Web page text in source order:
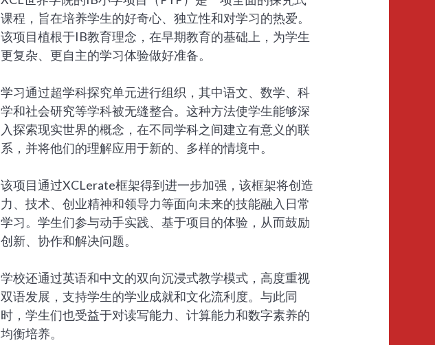
课程，旨在培养学生的好奇心、独立性和对学习的热爱。
该项目植根于IB教育理念，在早期教育的基础上，为学生
更复杂、更自主的学习体验做好准备。
学习通过超学科探究单元进行组织，其中语文、数学、科
学和社会研究等学科被无缝整合。这种方法使学生能够深
入探索现实世界的概念，在不同学科之间建立有意义的联
系，并将他们的理解应用于新的、多样的情境中。
该项目通过XCLerate框架得到进一步加强，该框架将创造
力、技术、创业精神和领导力等面向未来的技能融入日常
学习。学生们参与动手实践、基于项目的体验，从而鼓励
创新、协作和解决问题。
学校还通过英语和中文的双向沉浸式教学模式，高度重视
双语发展，支持学生的学业成就和文化流利度。与此同
时，学生们也受益于对读写能力、计算能力和数字素养的
均衡培养。